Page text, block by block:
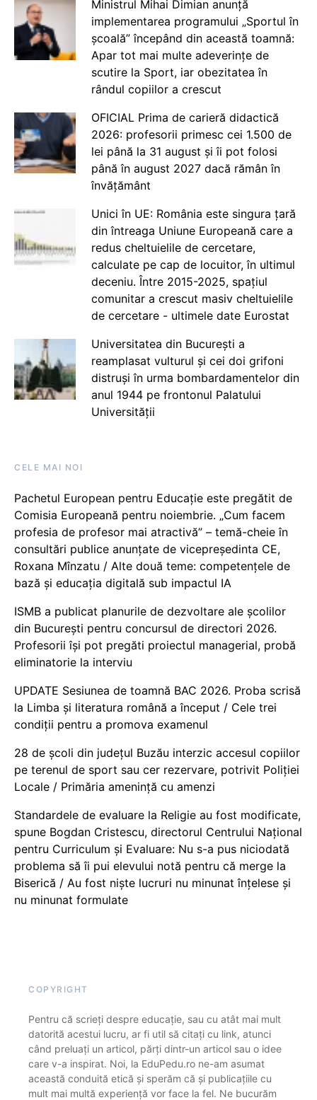
Ministrul Mihai Dimian anunță
implementarea programului „Sportul în
școală” începând din această toamnă:
Apar tot mai multe adeverințe de
scutire la Sport, iar obezitatea în
rândul copiilor a crescut
OFICIAL Prima de carieră didactică
2026: profesorii primesc cei 1.500 de
lei până la 31 august și îi pot folosi
până în august 2027 dacă rămân în
învățământ
Unici în UE: România este singura țară
din întreaga Uniune Europeană care a
redus cheltuielile de cercetare,
calculate pe cap de locuitor, în ultimul
deceniu. Între 2015-2025, spațiul
comunitar a crescut masiv cheltuielile
de cercetare - ultimele date Eurostat
Universitatea din București a
reamplasat vulturul și cei doi grifoni
distruși în urma bombardamentelor din
anul 1944 pe frontonul Palatului
Universității
CELE MAI NOI
Pachetul European pentru Educație este pregătit de
Comisia Europeană pentru noiembrie. „Cum facem
profesia de profesor mai atractivă” – temă-cheie în
consultări publice anunțate de vicepreședinta CE,
Roxana Mînzatu / Alte două teme: competențele de
bază și educația digitală sub impactul IA
ISMB a publicat planurile de dezvoltare ale școlilor
din București pentru concursul de directori 2026.
Profesorii își pot pregăti proiectul managerial, probă
eliminatorie la interviu
UPDATE Sesiunea de toamnă BAC 2026. Proba scrisă
la Limba și literatura română a început / Cele trei
condiții pentru a promova examenul
28 de școli din județul Buzău interzic accesul copiilor
pe terenul de sport sau cer rezervare, potrivit Poliției
Locale / Primăria amenință cu amenzi
Standardele de evaluare la Religie au fost modificate,
spune Bogdan Cristescu, directorul Centrului Național
pentru Curriculum și Evaluare: Nu s-a pus niciodată
problema să îi pui elevului notă pentru că merge la
Biserică / Au fost niște lucruri nu minunat înțelese și
nu minunat formulate
COPYRIGHT
Pentru că scrieți despre educație, sau cu atât mai mult
datorită acestui lucru, ar fi util să citați cu link, atunci
când preluați un articol, părți dintr-un articol sau o idee
care v-a inspirat. Noi, la EduPedu.ro ne-am asumat
această conduită etică și sperăm că și publicațiile cu
mult mai multă experiență vor face la fel. Ne bucurăm